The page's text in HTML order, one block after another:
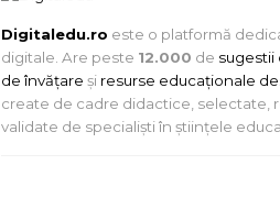
Digitaledu.ro este o platformă
digitale. Are peste 12.000 de sugestii
de învățare și resurse educaționale
create de cadre didactice, selectate,
validate de specialiști în științele